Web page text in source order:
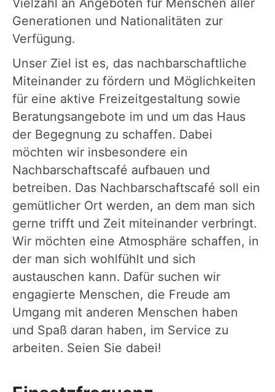
Generationen und Nationalitäten zur
Verfügung.
Unser Ziel ist es, das nachbarschaftliche
Miteinander zu fördern und Möglichkeiten
für eine aktive Freizeitgestaltung sowie
Beratungsangebote im und um das Haus
der Begegnung zu schaffen. Dabei
möchten wir insbesondere ein
Nachbarschaftscafé aufbauen und
betreiben. Das Nachbarschaftscafé soll ein
gemütlicher Ort werden, an dem man sich
gerne trifft und Zeit miteinander verbringt.
Wir möchten eine Atmosphäre schaffen, in
der man sich wohlfühlt und sich
austauschen kann. Dafür suchen wir
engagierte Menschen, die Freude am
Umgang mit anderen Menschen haben
und Spaß daran haben, im Service zu
arbeiten. Seien Sie dabei!